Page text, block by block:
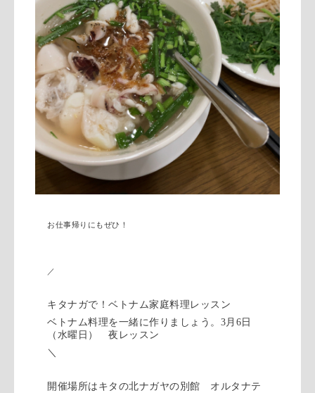
お仕事帰りにもぜひ！
／
キタナガで！ベトナム家庭料理レッスン
ベトナム料理を一緒に作りましょう。 3月 6 日
（水曜日） 夜レッスン
＼
開催場所はキタの北ナガヤの別館 オルタナテ